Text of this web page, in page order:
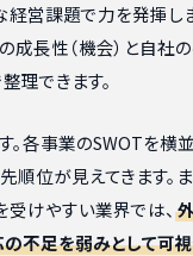
営課題で力を発揮し
成長性（機会）と自社
理できます。
。各事業のSWOTを横
順位が見えてきます。
けやすい業界では、
不足を弱みとして可